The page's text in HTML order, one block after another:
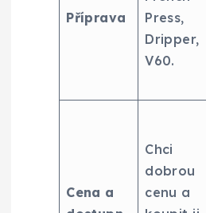
Příprava
Press,
Dripper,
V60.
Cena a
Chci
dobrou
cenu a